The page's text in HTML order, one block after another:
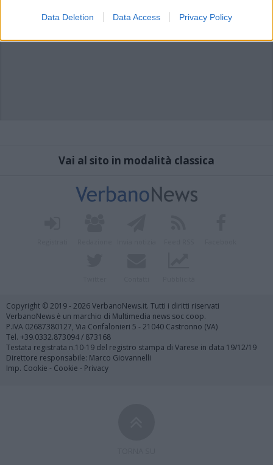
Data Deletion Data Access Privacy Policy
Vai al sito in modalità classica
Copyright © 2019 - 2026 VerbanoNews.it. Tutti i diritti riservati
VerbanoNews è un marchio di Multimedia news soc coop.
P.IVA 02687380127, Via Confalonieri 5 - 21040 Castronno (VA)
Tel. +39.0332.873094 / 873168
Testata registrata n.10-19 del registro stampa di Varese in data 19/12/19
Direttore responsabile: Marco Giovannelli
Imp. Cookie - Cookie - Privacy